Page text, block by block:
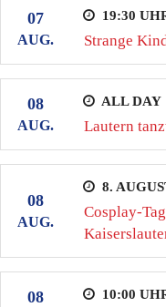
07
AUG.
19:30
Strange
08
AUG.
ALL DAY
Lautern
08
AUG.
8.
Cosplay-
08 10:00